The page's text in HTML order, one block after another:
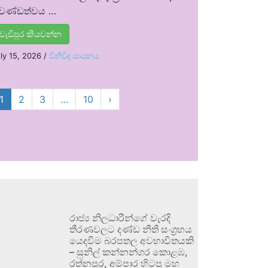
…
වැඩිපුර කියවන්න
15, 2026 / විනිවිද සායනය
1 2 3 … 10 ›
රාජ්‍ය නිලධාරීන්ගේ වැරදි
තීරණවලට දණ්ඩ නීති සංග්‍රහය
යෙදවීම බරපතල අවභාවිතයකි
– සුනිල් කන්නන්ගර කොළඹ,
රත්නපුර, අම්පාර හිටපු මහ